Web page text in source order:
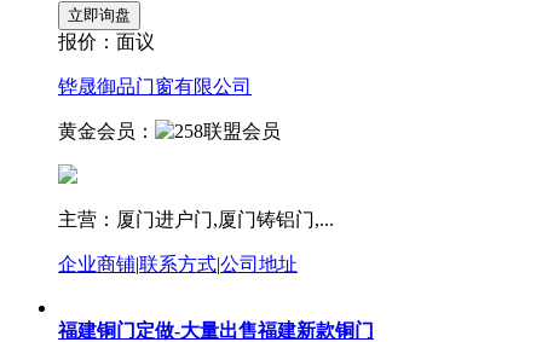
报价： 面议
铧晟御品门窗有限公司
黄金会员：
主营：厦门进户门,厦门铸铝门,...
企业商铺|联系方式|公司地址
福建铜门定做-大量出售福建新款铜门